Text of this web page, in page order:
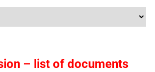
– list of documents